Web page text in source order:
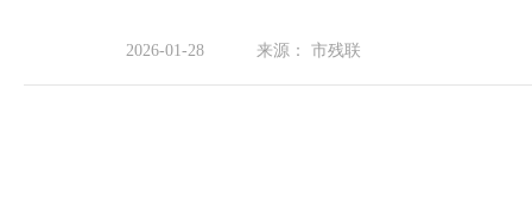
2026-01-28 来源： 市残联